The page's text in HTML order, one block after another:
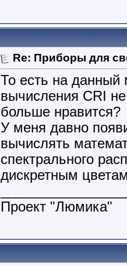
Re: Приборы для
То есть на данный
вычисления CRI
больше нравится?
У меня давно
вычислять
спектрального
дискретным
Проект "Люмика"